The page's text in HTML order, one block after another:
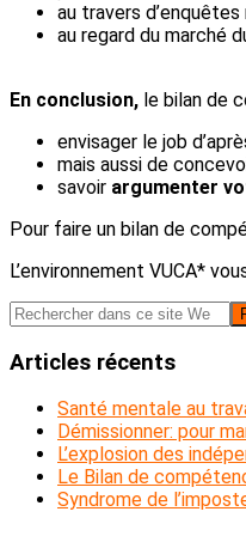
au travers
au regard du marché
En conclusion, le bilan de
envisager le job
mais aussi de
savoir argumenter
Pour faire un bilan de
L’environnement VUCA*
Barre
latérale
Rechercher
dans
ce
Web
Articles récents
Santé mentale au
Démissionner: pour
L’explosion des
Le Bilan de
Syndrome de